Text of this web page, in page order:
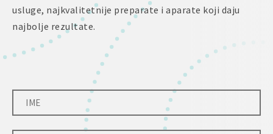
usluge, najkvalitetnije preparate i aparate koji daju
najbolje rezultate.